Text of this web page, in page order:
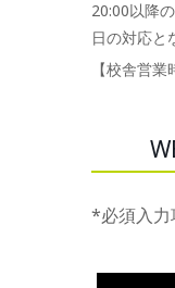
20:00以降
日の対応と
【校舎営業
*必須入力